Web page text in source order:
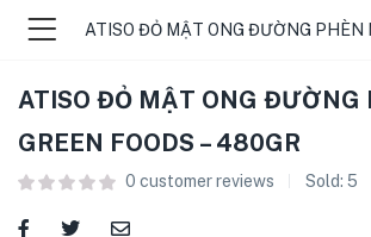
ATISO ĐỎ MẬT ONG ĐƯỜNG
GREEN FOODS – 480GR
0 customer reviews Sold: 5